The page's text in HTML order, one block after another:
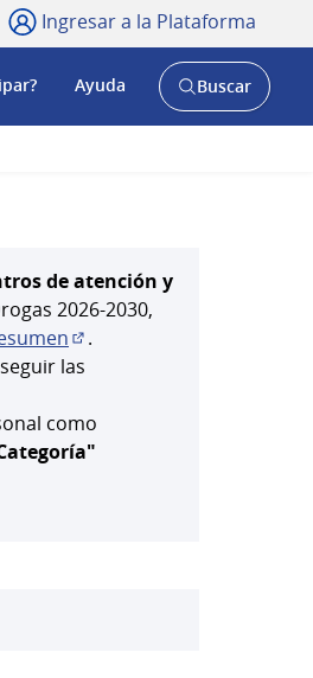
Ingresar a la Plataforma
Ayuda
AbrirBuscar
de atención y
2026-2030,
(Abrir en una pestaña
.
las
como